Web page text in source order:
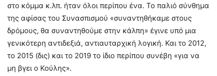
στο κόμμα κ.λπ. ήταν όλοι περίπου ένα. Το παλιό σύνθημα
της αφίσας του Συνασπισμού «συναντηθήκαμε στους
δρόμους, θα συναντηθούμε στην κάλπη» έγινε υπό μια
γενικότερη αντιδεξιά, αντιαυταρχική λογική. Και το 2012,
το 2015 (δις) και το 2019 το ίδιο περίπου συνέβη «για να
μη βγει ο Κούλης».